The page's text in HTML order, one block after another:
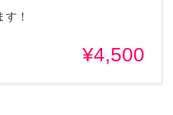
！
¥4,500